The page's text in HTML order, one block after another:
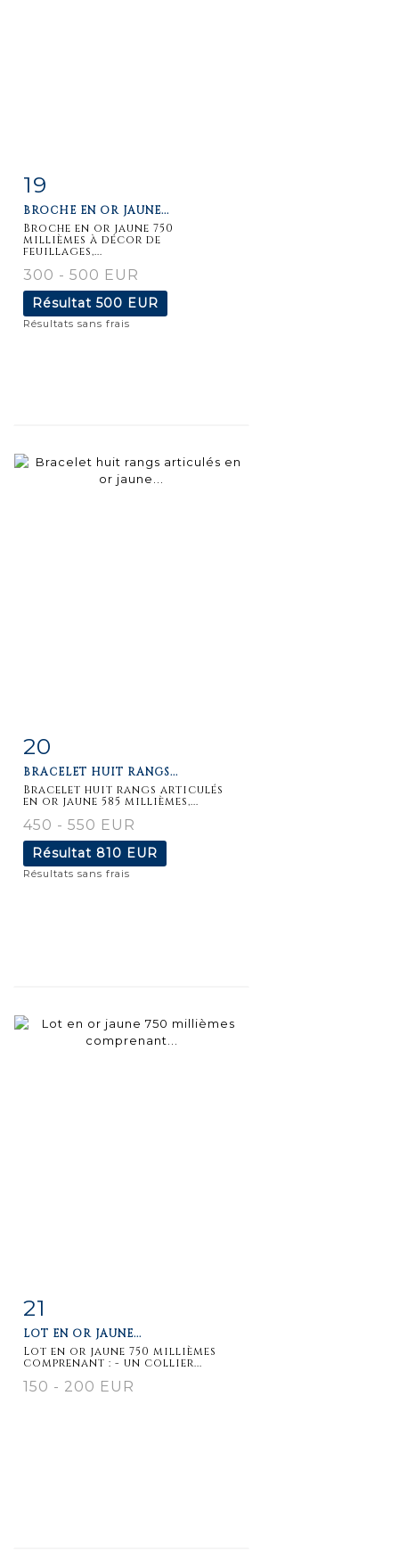
19
BROCHE EN OR JAUNE...
Broche en or jaune 750
millièmes à décor de
feuillages,...
300 - 500 EUR
Résultat 500 EUR
Résultats sans frais
20
BRACELET HUIT RANGS...
Bracelet huit rangs articulés
en or jaune 585 millièmes,...
450 - 550 EUR
Résultat 810 EUR
Résultats sans frais
détaillée
21
LOT EN OR JAUNE...
Lot en or jaune 750 millièmes
comprenant : - un collier...
150 - 200 EUR